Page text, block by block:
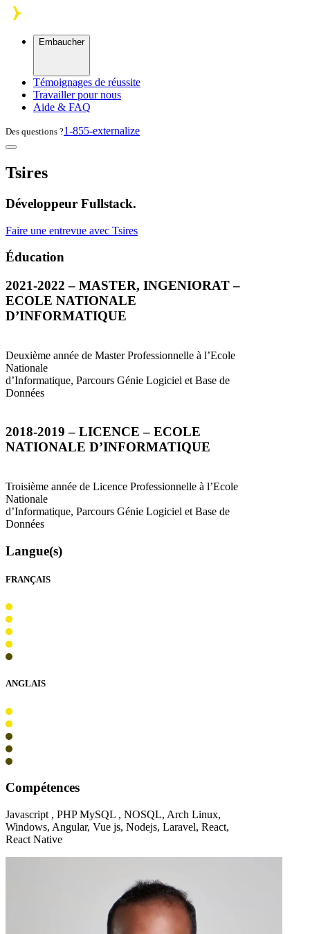
Skip to main content
Embaucher
Témoignages de réussite
Travailler pour nous
Aide & FAQ
Des questions ?1-855-externalize
Tsires
Développeur Fullstack.
Faire une entrevue avec Tsires
Éducation
2021-2022 – MASTER, INGENIORAT–
ECOLE NATIONALE
D’INFORMATIQUE
Deuxième année de Master Professionnelle à l’Ecole
Nationale
d’Informatique, Parcours Génie Logiciel et Base de
Données
2018-2019 – LICENCE – ECOLE
NATIONALE D’INFORMATIQUE
Troisième année de Licence Professionnelle à l’Ecole
Nationale
d’Informatique, Parcours Génie Logiciel et Base de
Données
Langue(s)
FRANÇAIS
ANGLAIS
Compétences
Javascript , PHP MySQL , NOSQL, Arch Linux,
Windows, Angular, Vue js, Nodejs, Laravel, React,
React Native